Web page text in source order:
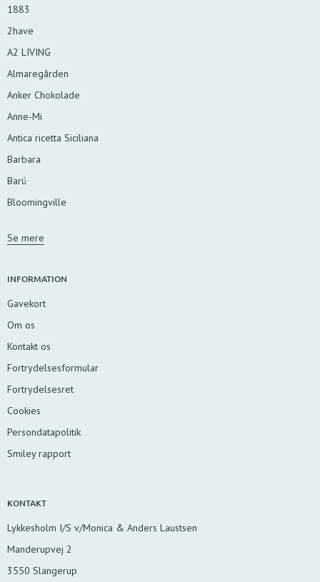
1883
2have
A2 LIVING
Almaregården
Anker Chokolade
Anne-Mi
Antica ricetta Siciliana
Barbara
Barú
Bloomingville
Se mere
INFORMATION
Gavekort
Om os
Kontakt os
Fortrydelsesformular
Fortrydelsesret
Cookies
Persondatapolitik
Smiley rapport
KONTAKT
Lykkesholm I/S v/Monica & Anders Laustsen
Manderupvej 2
3550 Slangerup